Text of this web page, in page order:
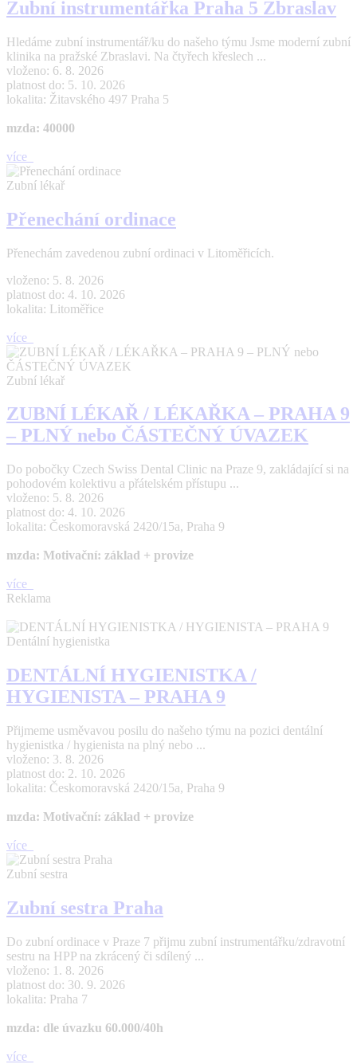
Zubní instrumentářka Praha 5 Zbraslav
Hledáme zubní instrumentář/ku do našeho týmu Jsme moderní zubní
klinika na pražské Zbraslavi. Na čtyřech křeslech ...
vloženo: 6. 8. 2026
platnost do: 5. 10. 2026
lokalita: Žitavského 497 Praha 5
mzda: 40000
více
Zubní lékař
Přenechání ordinace
Přenechám zavedenou zubní ordinaci v Litoměřicích.
vloženo: 5. 8. 2026
platnost do: 4. 10. 2026
lokalita: Litoměřice
více
Zubní lékař
ZUBNÍ LÉKAŘ / LÉKAŘKA – PRAHA 9
– PLNÝ nebo ČÁSTEČNÝ ÚVAZEK
Do pobočky Czech Swiss Dental Clinic na Praze 9, zakládající si na
pohodovém kolektivu a přátelském přístupu ...
vloženo: 5. 8. 2026
platnost do: 4. 10. 2026
lokalita: Českomoravská 2420/15a, Praha 9
mzda: Motivační: základ + provize
více
Reklama
Dentální hygienistka
DENTÁLNÍ HYGIENISTKA /
HYGIENISTA – PRAHA 9
Přijmeme usměvavou posilu do našeho týmu na pozici dentální
hygienistka / hygienista na plný nebo ...
vloženo: 3. 8. 2026
platnost do: 2. 10. 2026
lokalita: Českomoravská 2420/15a, Praha 9
mzda: Motivační: základ + provize
více
Zubní sestra
Zubní sestra Praha
Do zubní ordinace v Praze 7 přijmu zubní instrumentářku/zdravotní
sestru na HPP na zkrácený či sdílený ...
vloženo: 1. 8. 2026
platnost do: 30. 9. 2026
lokalita: Praha 7
mzda: dle úvazku 60.000/40h
více